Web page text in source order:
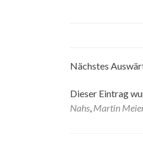
Nächstes
Dieser Eintrag
Nahs, Martin